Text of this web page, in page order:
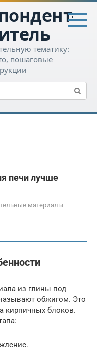
тематику:
пошаговые
печи лучше
материалы
из глины под
обжигом. Это
кирпичных блоков.